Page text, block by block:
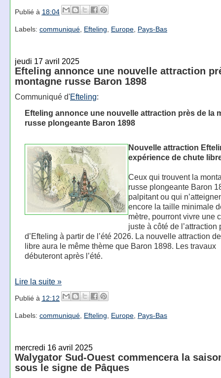
Publié à 18:04
Labels: communiqué, Efteling Europe, Pays-Bas
jeudi 17 avril 2025
Efteling annonce une nouvelle attraction
montagne russe Baron 1898
Communiqué d'Efteling:
Efteling annonce une nouvelle attraction près de la
russe plongeante Baron 1898
Nouvelle attraction
expérience de chute
Ceux qui trouvent la
russe plongeante Baron
palpitant ou qui
encore la taille minimale
mètre, pourront vivre une
juste à côté de l’attraction
d’Efteling à partir de l’été 2026. La nouvelle attraction
libre aura le même thème que Baron 1898. Les travaux
débuteront après l’été.
Lire la suite »
Publié à 12:12
Labels: communiqué, Efteling Europe, Pays-Bas
mercredi 16 avril 2025
Walygator Sud-Ouest commencera la
sous le signe de Pâques